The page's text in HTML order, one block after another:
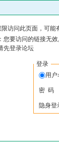
访问此页面，可能
您要访问的链接无
先登录论坛
登录
用户
密 码
隐身登